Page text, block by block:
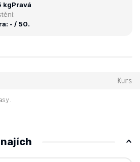
kgPravá
- / 50.
Kurs